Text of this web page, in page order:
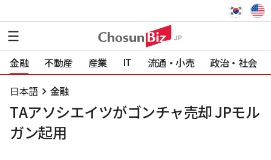
金融 不動産 産業 IT 流通・小売 政治・社会
日本語 金融
TAアソシエイツがゴンチャ売却 JPモル
ガン起用